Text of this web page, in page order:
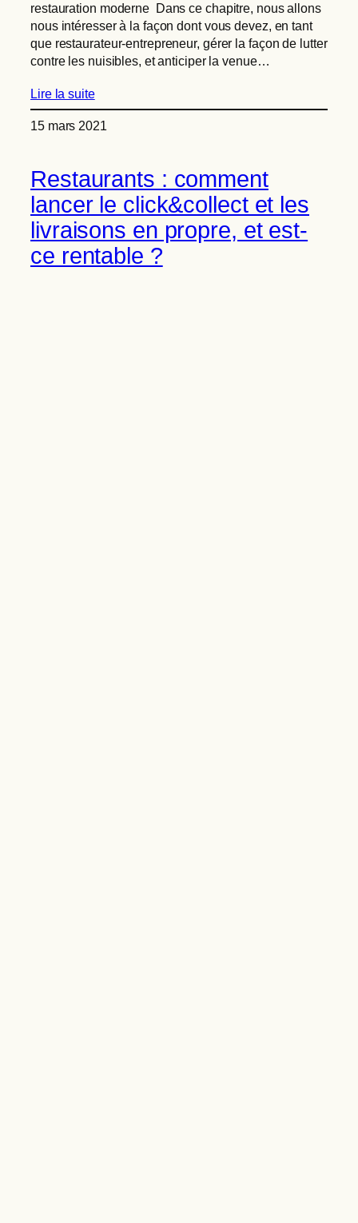
restauration moderne Dans ce chapitre, nous allons
nous intéresser à la façon dont vous devez, en tant
que restaurateur-entrepreneur, gérer la façon de lutter
contre les nuisibles, et anticiper la venue…
Lire la suite
15 mars 2021
Restaurants : comment
lancer le click&collect et les
livraisons en propre, et est-
ce rentable ?